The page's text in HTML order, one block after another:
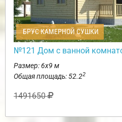
БРУС КАМЕРНОЙ СУШКИ
№121 Дом с ванной
Размер: 6х9 м
Общая площадь: 52.22
1491650